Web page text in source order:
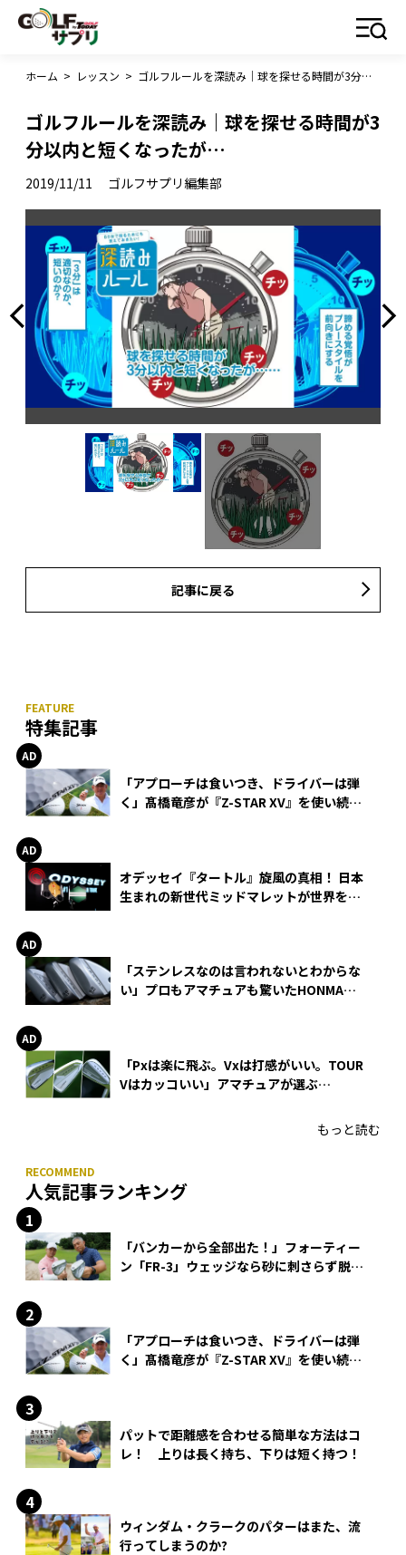
ホーム > レッスン > ゴルフルールを深読み｜球を探せる時間が3分以内と短くなったが…
ゴルフルールを深読み｜球を探せる時間が3
分以内と短くなったが…
2019/11/11 ゴルフサプリ編集部
記事に戻る
特集記事
「アプローチは食いつき、ドライバーは弾
く」髙橋竜彦が『Z-STAR XV』を使い続け
オデッセイ『タートル』旋風の真相！ 日本
生まれの新世代ミッドマレットが世界を席
「ステンレスなのは言われないとわからな
い」プロもアマチュアも驚いたHONMA
「Pxは楽に飛ぶ。Vxは打感がいい。TOUR
Vはカッコいい」アマチュアが選ぶ
もっと読む
人気記事ランキング
「バンカーから全部出た！」フォーティー
ン「FR-3」ウェッジなら砂に刺さらず脱出
「アプローチは食いつき、ドライバーは弾
く」髙橋竜彦が『Z-STAR XV』を使い続け
パットで距離感を合わせる簡単な方法はコ
レ！ 上りは長く持ち、下りは短く持つ！
ウィンダム・クラークのパターはまた、流
行ってしまうのか?